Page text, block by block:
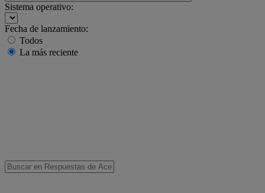
Sistema operativo:
Fecha de lanzamiento:
Todos
La más reciente